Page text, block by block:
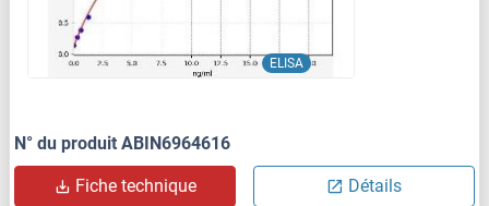
ELISA
N° du produit ABIN6964616
Fiche technique Détails